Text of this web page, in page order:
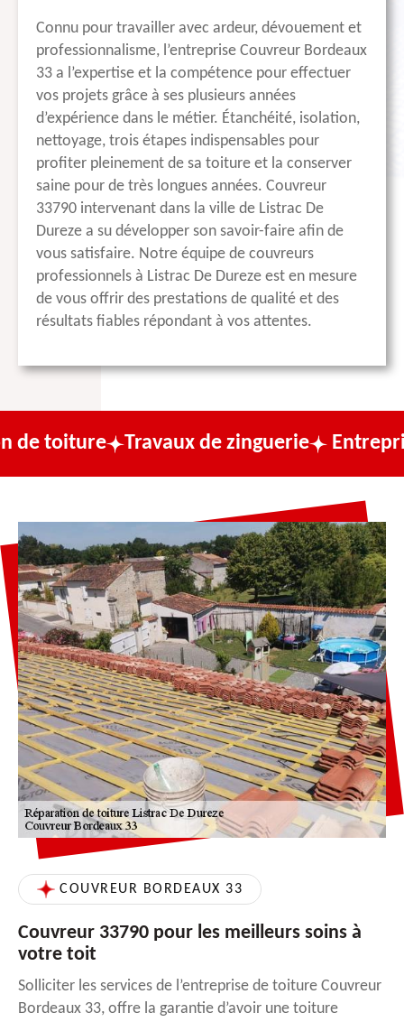
Connu pour travailler avec ardeur, dévouement et
professionnalisme, l’entreprise Couvreur Bordeaux
33 a l’expertise et la compétence pour effectuer
vos projets grâce à ses plusieurs années
d’expérience dans le métier. Étanchéité, isolation,
nettoyage, trois étapes indispensables pour
profiter pleinement de sa toiture et la conserver
saine pour de très longues années. Couvreur
33790 intervenant dans la ville de Listrac De
Dureze a su développer son savoir-faire afin de
vous satisfaire. Notre équipe de couvreurs
professionnels à Listrac De Dureze est en mesure
de vous offrir des prestations de qualité et des
résultats fiables répondant à vos attentes.
Travaux de zinguerie Entreprise de
COUVREUR BORDEAUX 33
Couvreur 33790 pour les meilleurs soins à
votre toit
Solliciter les services de l’entreprise de toiture Couvreur
Bordeaux 33, offre la garantie d’avoir une toiture